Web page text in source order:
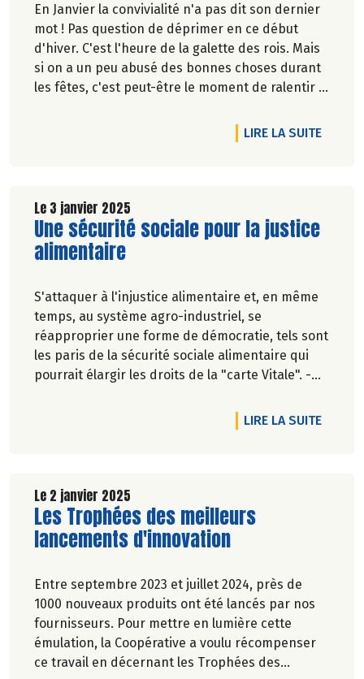
En Janvier la convivialité n'a pas dit son dernier
mot ! Pas question de déprimer en ce début
d'hiver. C'est l'heure de la galette des rois. Mais
si on a un peu abusé des bonnes choses durant
les fêtes, c'est peut-être le moment de ralentir le
Découvrez nos solutions pour commencer
LIRE LA SUITEDE
Le 3 janvier 2025
Lire la suite de l'article
Une sécurité sociale pour la justice
alimentaire
S'attaquer à l'injustice alimentaire et, en même
temps, au système agro-industriel, se
réapproprier une forme de démocratie, tels sont
les paris de la sécurité sociale alimentaire qui
pourrait élargir les droits de la "carte Vitale". -
LIRE LA SUITEDE
Le 2 janvier 2025
Lire la suite de l'article
Les Trophées des meilleurs
lancements d'innovation
Entre septembre 2023 et juillet 2024, près de
1000 nouveaux produits ont été lancés par nos
fournisseurs. Pour mettre en lumière cette
émulation, la Coopérative a voulu récompenser
ce travail en décernant les Trophées des